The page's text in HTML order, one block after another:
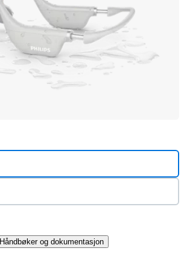
Håndbøker og dokumentasjon